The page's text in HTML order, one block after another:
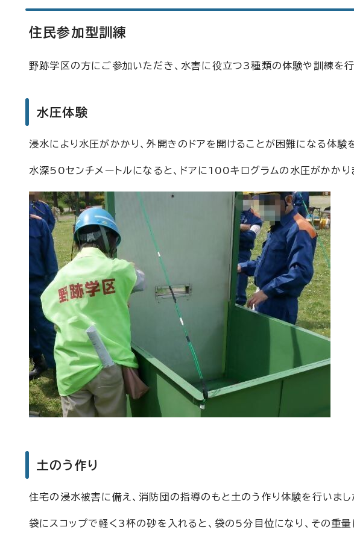
住民参加型訓練
野跡学区の方にご参加いただき、水害に役立つ3種類の体験や訓練を行
水圧体験
浸水により水圧がかかり、外開きのドアを開けることが困難になる体験
水深50センチメートルになると、ドアに100キログラムの水圧がかかり
土のう作り
住宅の浸水被害に備え、消防団の指導のもと土のう作り体験を行いまし
袋にスコップで軽く3杯の砂を入れると、袋の5分目位になり、その重量